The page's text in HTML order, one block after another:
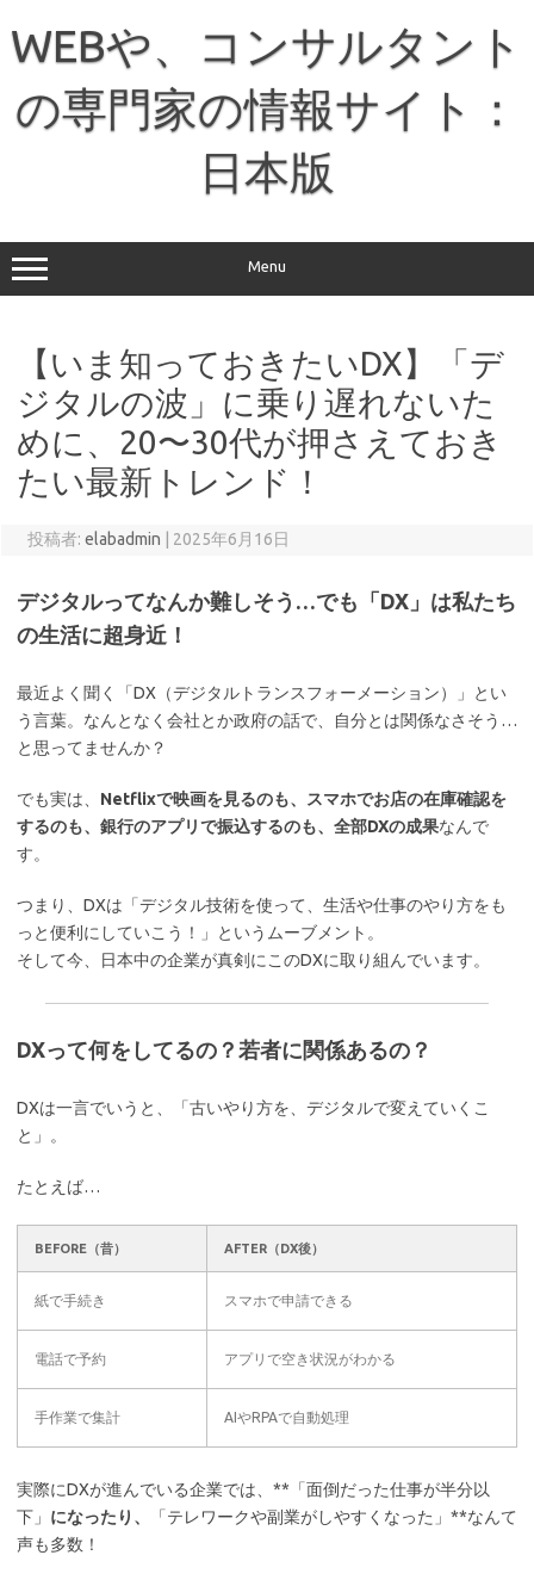
テWEBや、コンサルタント
の専門家の情報サイト：
日本版
Menu
【いま知っておきたいDX】「デ
ジタルの波」に乗り遅れないた
めに、20〜30代が押さえておき
たい最新トレンド！
投稿者: elabadmin 2025年6月16日
デジタルってなんか難しそう…でも「DX」は私たち
の生活に超身近！
最近よく聞く「DX（デジタルトランスフォーメーション）」とい
う言葉。なんとなく会社とか政府の話で、自分とは関係なさそう…
と思ってませんか？
でも実は、 Netflixで映画を見るのも、スマホでお店の在庫確認を
するのも、銀行のアプリで振込するのも、全部DXの成果なんで
す。
つまり、DXは「デジタル技術を使って、生活や仕事のやり方をも
っと便利にしていこう！」というムーブメント。
そして今、日本中の企業が真剣にこのDXに取り組んでいます。
DXって何をしてるの？若者に関係あるの？
DXは一言でいうと、「古いやり方を、デジタルで変えていくこ
と」。
たとえば…
BEFORE（昔） AFTER（DX後）
紙で手続き スマホで申請できる
電話で予約 アプリで空き状況がわかる
手作業で集計 AIやRPAで自動処理
実際にDXが進んでいる企業では、**「面倒だった仕事が半分以
下」 になったり、
「テレワークや副業がしやすくなった」**なんて
声も多数！